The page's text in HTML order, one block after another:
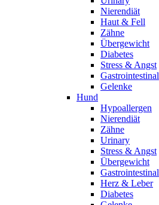
Nierendiät
Haut & Fell
Zähne
Übergewicht
Diabetes
Stress & Angst
Gastrointestinal
Gelenke
Hund
Hypoallergen
Nierendiät
Zähne
Urinary
Stress & Angst
Übergewicht
Gastrointestinal
Herz & Leber
Diabetes